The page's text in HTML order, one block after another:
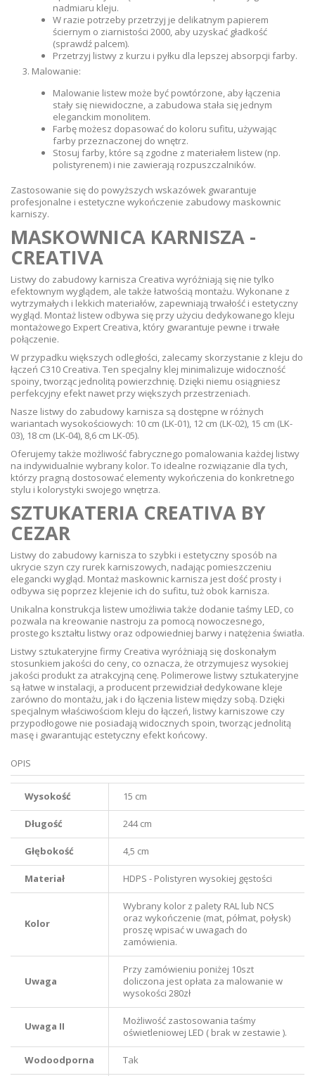
nadmiaru kleju.
W razie potrzeby przetrzyj je delikatnym papierem
ściernym o ziarnistości 2000, aby uzyskać gładkość
(sprawdź palcem).
Przetrzyj listwy z kurzu i pyłku dla lepszej absorpcji farby.
Malowanie:
Malowanie listew może być powtórzone, aby łączenia
stały się niewidoczne, a zabudowa stała się jednym
eleganckim monolitem.
Farbę możesz dopasować do koloru sufitu, używając
farby przeznaczonej do wnętrz.
Stosuj farby, które są zgodne z materiałem listew (np.
polistyrenem) i nie zawierają rozpuszczalników.
Zastosowanie się do powyższych wskazówek gwarantuje
profesjonalne i estetyczne wykończenie zabudowy maskownic
karniszy.
MASKOWNICA KARNISZA -
CREATIVA
Listwy do zabudowy karnisza Creativa wyróżniają się nie tylko
efektownym wyglądem, ale także łatwością montażu. Wykonane z
wytrzymałych i lekkich materiałów, zapewniają trwałość i estetyczny
wygląd. Montaż listew odbywa się przy użyciu dedykowanego kleju
montażowego Expert Creativa, który gwarantuje pewne i trwałe
połączenie.
W przypadku większych odległości, zalecamy skorzystanie z kleju do
łączeń C310 Creativa. Ten specjalny klej minimalizuje widoczność
spoiny, tworząc jednolitą powierzchnię. Dzięki niemu osiągniesz
perfekcyjny efekt nawet przy większych przestrzeniach.
Nasze listwy do zabudowy karnisza są dostępne w różnych
wariantach wysokościowych: 10 cm (LK-01), 12 cm (LK-02), 15 cm (LK-
03), 18 cm (LK-04), 8,6 cm LK-05).
Oferujemy także możliwość fabrycznego pomalowania każdej listwy
na indywidualnie wybrany kolor. To idealne rozwiązanie dla tych,
którzy pragną dostosować elementy wykończenia do konkretnego
stylu i kolorystyki swojego wnętrza.
SZTUKATERIA CREATIVA BY
CEZAR
Listwy do zabudowy karnisza to szybki i estetyczny sposób na
ukrycie szyn czy rurek karniszowych, nadając pomieszczeniu
elegancki wygląd. Montaż maskownic karnisza jest dość prosty i
odbywa się poprzez klejenie ich do sufitu, tuż obok karnisza.
Unikalna konstrukcja listew umożliwia także dodanie taśmy LED, co
pozwala na kreowanie nastroju za pomocą nowoczesnego,
prostego kształtu listwy oraz odpowiedniej barwy i natężenia światła.
Listwy sztukateryjne firmy Creativa wyróżniają się doskonałym
stosunkiem jakości do ceny, co oznacza, że otrzymujesz wysokiej
jakości produkt za atrakcyjną cenę. Polimerowe listwy sztukateryjne
są łatwe w instalacji, a producent przewidział dedykowane kleje
zarówno do montażu, jak i do łączenia listew między sobą. Dzięki
specjalnym właściwościom kleju do łączeń, listwy karniszowe czy
przypodłogowe nie posiadają widocznych spoin, tworząc jednolitą
masę i gwarantując estetyczny efekt końcowy.
OPIS
Wysokość 15 cm
Długość 244 cm
Głębokość 4,5 cm
Materiał HDPS - Polistyren wysokiej gęstości
Kolor
Wybrany kolor z palety RAL lub NCS
oraz wykończenie (mat, półmat, połysk)
proszę wpisać w uwagach do
zamówienia.
Uwaga
Przy zamówieniu poniżej 10szt
doliczona jest opłata za malowanie w
wysokości 280zł
Uwaga II
Możliwość zastosowania taśmy
oświetleniowej LED ( brak w zestawie ).
Wodoodporna Tak